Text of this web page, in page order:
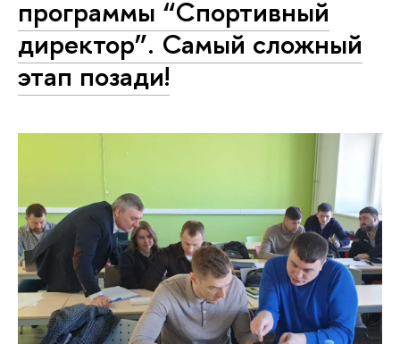
программы “Спортивный
директор”. Самый сложный
этап позади!